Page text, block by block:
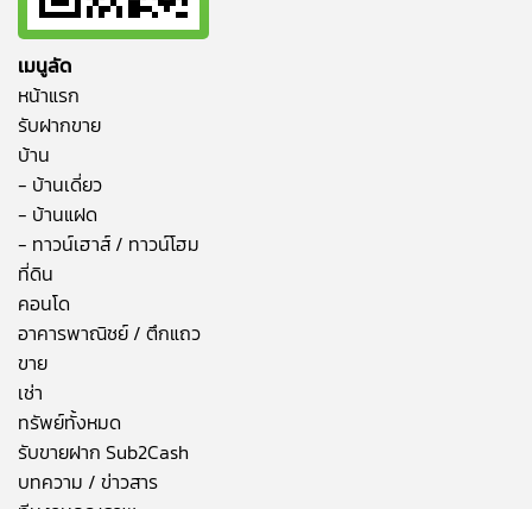
เมนูลัด
หน้าแรก
รับฝากขาย
บ้าน
- บ้านเดี่ยว
- บ้านแฝด
- ทาวน์เฮาส์ / ทาวน์โฮม
ที่ดิน
คอนโด
อาคารพาณิชย์ / ตึกแถว
ขาย
เช่า
ทรัพย์ทั้งหมด
รับขายฝาก Sub2Cash
บทความ / ข่าวสาร